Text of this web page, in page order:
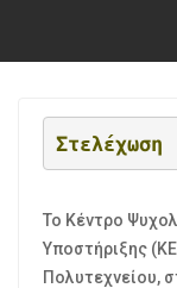
Στελέχωση
Το Κέντρο
Υποστήριξης
Πολυτεχνείου,